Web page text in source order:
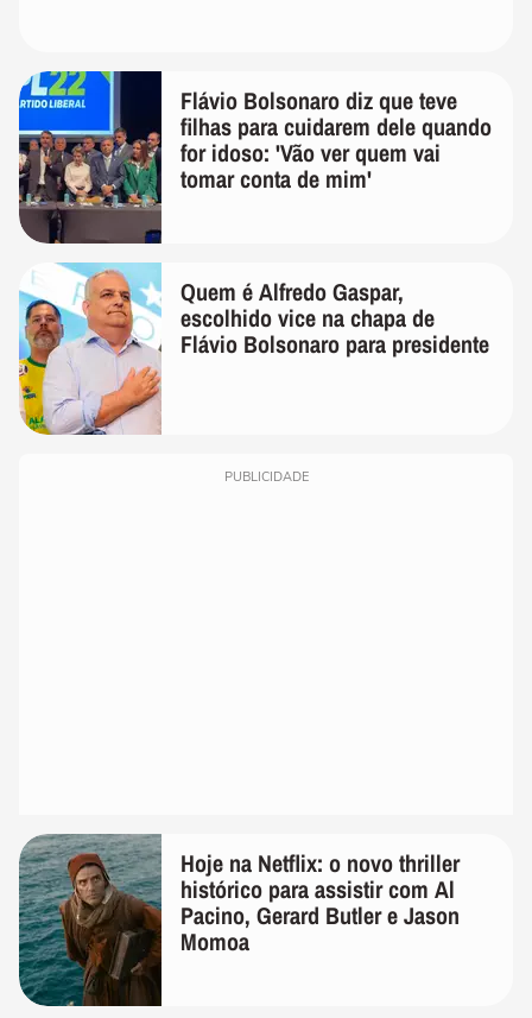
Flávio Bolsonaro diz que teve
filhas para cuidarem dele quando
for idoso: 'Vão ver quem vai
tomar conta de mim'
Quem é Alfredo Gaspar,
escolhido vice na chapa de
Flávio Bolsonaro para presidente
PUBLICIDADE
Hoje na Netflix: o novo thriller
histórico para assistir com Al
Pacino, Gerard Butler e Jason
Momoa